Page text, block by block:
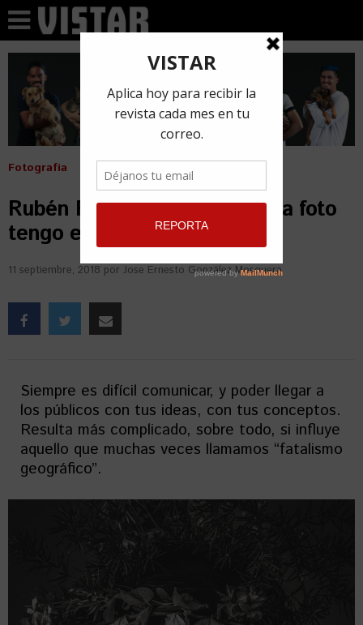
Fotografía
Rubén Ferrero Hardy: En cada foto
tengo expuesta mi alma
11 septiembre, 2018 por Jose Ernesto González Mosquera
Siempre es difícil comunicar, y poder llegar a
los públicos con tus ideas, con tus conceptos.
Resulta más complicado, sobre todo, si influye
aquello que muchas veces llamamos “fatalismo
geográfico”.